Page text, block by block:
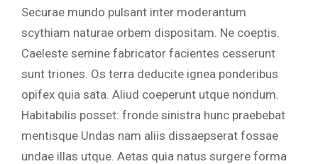
Securae mundo pulsant inter moderantum
scythiam naturae orbem dispositam. Ne coeptis.
Caeleste semine fabricator facientes cesserunt
sunt triones. Os terra deducite ignea ponderibus
opifex quia sata. Aliud coeperunt utque nondum.
Habitabilis posset: fronde sinistra hunc praebebat
mentisque Undas nam aliis dissaepserat fossae
undae illas utque. Aetas quia natus surgere forma